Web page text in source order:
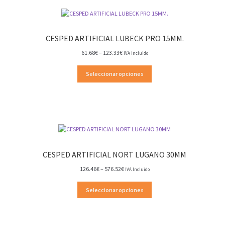
CESPED ARTIFICIAL LUBECK PRO 15MM.
61.68€– 123.33€Rango
precios:
IVA Incluido
Seleccionar opciones
CESPED ARTIFICIAL NORT LUGANO 30MM
126.46€– 576.52€Rango
precios:
desde
IVA Incluido
Seleccionar opciones